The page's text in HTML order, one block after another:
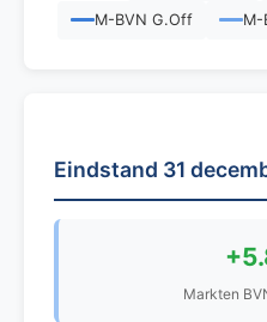
M-BVN G.Off M-
Eindstand 31
Markten